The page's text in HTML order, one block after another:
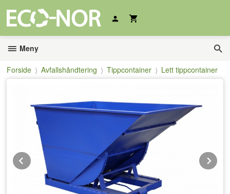
innholdet
Meny
Forside Avfallshåndtering Tippcontainer Lett tippcontainer
Prev